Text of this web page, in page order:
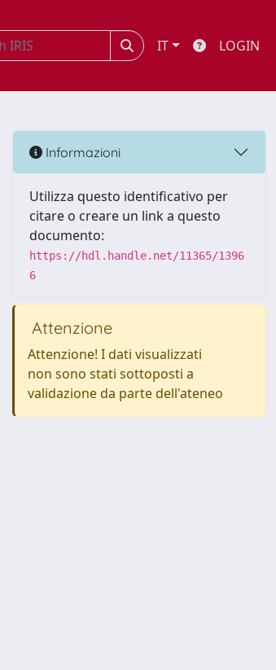
IT LOGIN
Informazioni
Utilizza questo identificativo per
citare o creare un link a questo
documento:
https://hdl.handle.net/11365/1396
6
Attenzione
Attenzione! I dati visualizzati
non sono stati sottoposti a
validazione da parte dell'ateneo